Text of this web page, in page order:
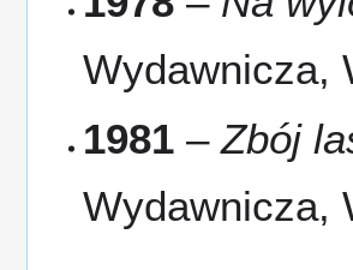
Wydawnicza,
1981 –Zbój
Wydawnicza,